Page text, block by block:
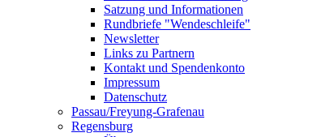
Satzung und Informationen
Rundbriefe "Wendeschleife"
Newsletter
Links zu Partnern
Kontakt und Spendenkonto
Impressum
Datenschutz
Passau/Freyung-Grafenau
Regensburg